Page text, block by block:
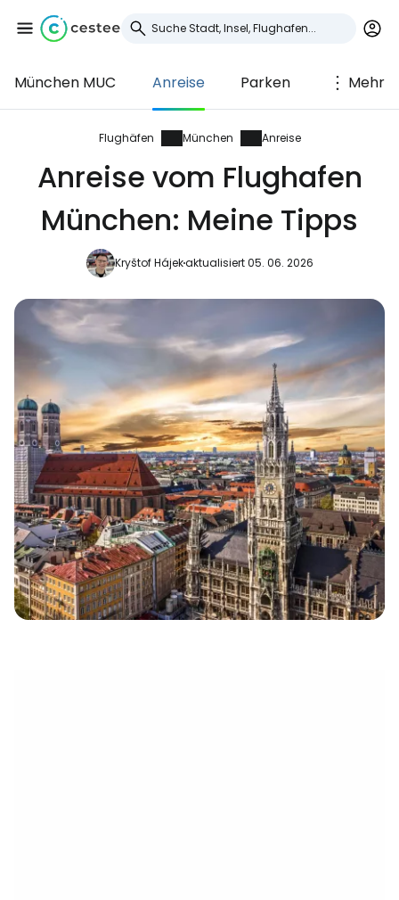
München MUC Anreise Parken Mehr
Flughäfen München Anreise
Anreise vom Flughafen
München: Meine Tipps
Kryštof Hájekaktualisiert 05. 06. 2026
Anmeldung bei
Cestee
... die weltweite Reise-Community
Weiter mit E-Mail